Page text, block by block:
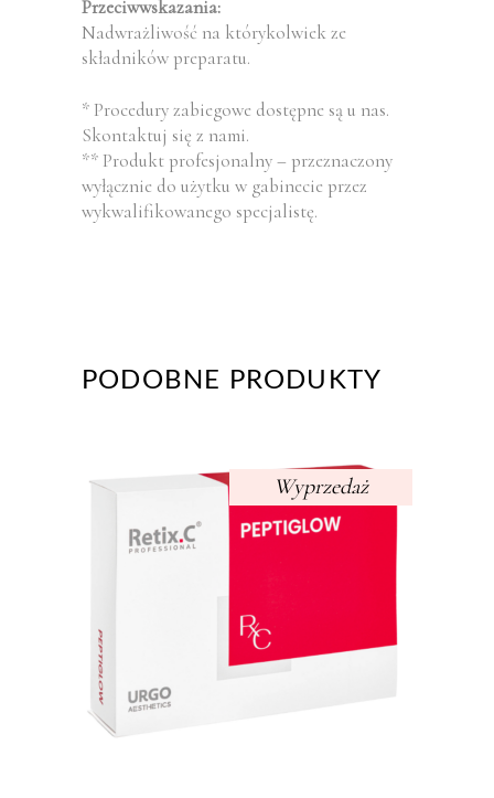
Przeciwwskazania:
Nadwrażliwość na którykolwiek ze
składników preparatu.
* Procedury zabiegowe dostępne są u nas.
Skontaktuj się z nami.
** Produkt profesjonalny – przeznaczony
wyłącznie do użytku w gabinecie przez
wykwalifikowanego specjalistę.
PODOBNE PRODUKTY
Wyprzedaż